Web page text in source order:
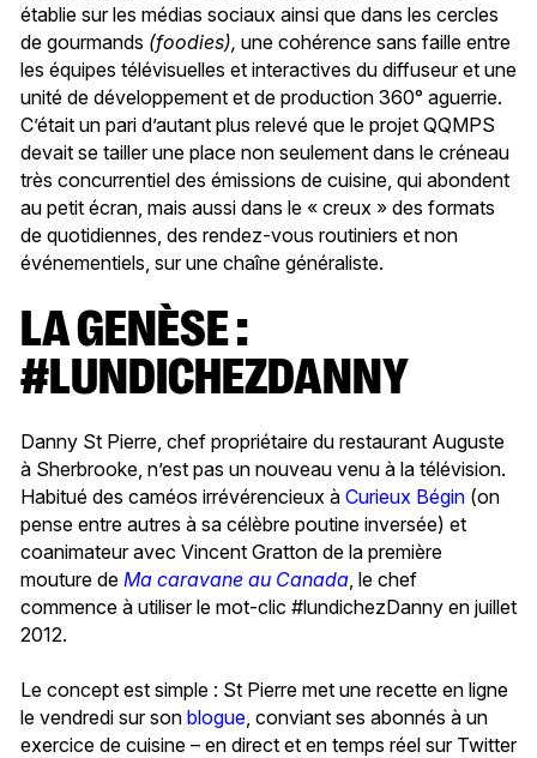
établie sur les médias sociaux ainsi que dans les cercles
de gourmands (foodies), une cohérence sans faille entre
les équipes télévisuelles et interactives du diffuseur et une
unité de développement et de production 360° aguerrie.
C’était un pari d’autant plus relevé que le projet QQMPS
devait se tailler une place non seulement dans le créneau
très concurrentiel des émissions de cuisine, qui abondent
au petit écran, mais aussi dans le « creux » des formats
de quotidiennes, des rendez-vous routiniers et non
événementiels, sur une chaîne généraliste.
LA GENÈSE :
#LUNDICHEZDANNY
Danny St Pierre, chef propriétaire du restaurant Auguste
à Sherbrooke, n’est pas un nouveau venu à la télévision.
Habitué des caméos irrévérencieux à Curieux Bégin (on
pense entre autres à sa célèbre poutine inversée) et
coanimateur avec Vincent Gratton de la première
mouture de Ma caravane au Canada , le chef
commence à utiliser le mot-clic #lundichezDanny en juillet
2012.
Le concept est simple : St Pierre met une recette en ligne
le vendredi sur son blogue , conviant ses abonnés à un
exercice de cuisine – en direct et en temps réel sur Twitter